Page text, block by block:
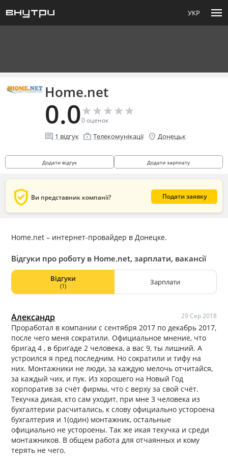
УКР menu
Home.net
0.0★
★★
★★
★★
★★
★
0оценок
comment 1 відгук enterprise Телекомунікації location_on Донецьк
Додати відгук Додати зарплату
verified_user Ви представник компанії? Подати заявку
Home.net – интернет-провайдер в Донецке.
Відгуки про роботу в Home.net, зарплати, вакансії
Відгуки
(1) Зарплати
Александр 29 Сер 2018
Проработал в компании с сентября 2017 по декабрь 2017,
после чего меня сократили. Официальное мнение, что
бригад 4 , в бригаде 2 человека, а вас 9, ты лишний. А
устроился я пред последним. Но сократили и тифу на
них. Монтажники не люди, за каждую мелочь отчитайся,
за каждый чих, и пук. Из хорошего на Новый Год
корпоратив за счёт фирмы, что с верху за свой счёт.
Текучка дикая, кто сам уходит, при мне 3 человека из
бухгалтерии расчитались, к слову официально устороена
бухгалтерия и 1(один) монтажник, остальные
официально не устороены. Так же икая текучка и среди
монтажников. В общем работа для отчаянных и кому
терять не чего.